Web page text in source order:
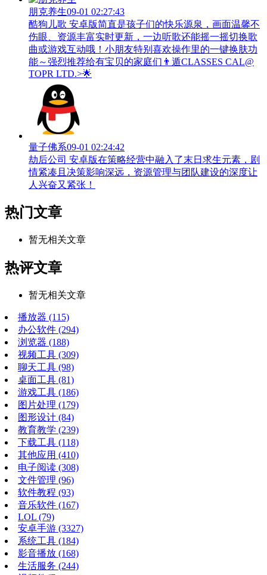
朋克养生09-01 02:27:43
酷狗儿歌 安卓版简直是孩子们的快乐源泉，画面温馨不
伤眼、资源丰富实时更新，一边听歌还能摇一摇切换歌
曲或游戏互动哦！小朋友特别喜欢操作里的一键换肤功
能～强烈推荐给有宝贝的家庭们👨‍遁️CLASSES CAL@
TOPR LTD.>🌟
量子佛系09-01 02:24:42
劫后公司 安卓版在策略经营中融入了末日求生元素，剧
情紧凑且决策影响深远，资源管理与团队建设的深度让
人兴奋又紧张！
热门文章
暂无相关文章
热评文章
暂无相关文章
播放器 (115)
办公软件 (294)
浏览器 (188)
视频工具 (309)
聊天工具 (98)
桌面工具 (81)
游戏工具 (186)
图片处理 (179)
图形设计 (84)
教育教学 (239)
下载工具 (118)
其他应用 (410)
电子阅读 (308)
文件管理 (96)
软件教程 (93)
音乐软件 (167)
LOL (79)
安卓手游 (3327)
系统工具 (184)
影音播放 (168)
生活服务 (244)